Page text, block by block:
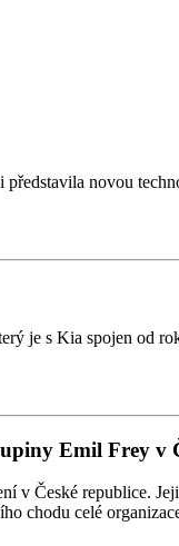
novou
je s Kia spojen od
Emil Frey v
České republice.
chodu celé